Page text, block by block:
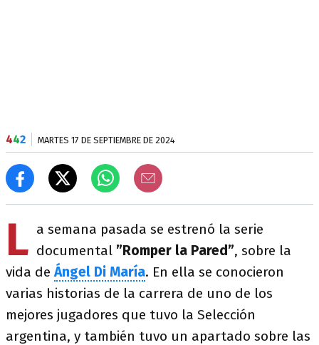
442 MARTES 17 DE SEPTIEMBRE DE 2024
L a semana pasada se estrenó la serie
documental ”Romper la Pared”, sobre la
vida de Ángel Di María. En ella se conocieron
varias historias de la carrera de uno de los
mejores jugadores que tuvo la Selección
argentina, y también tuvo un apartado sobre las